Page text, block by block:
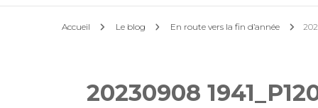
Accueil Le blog En route vers la fin d’année
20230908